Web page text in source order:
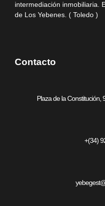
intermediación inmobiliaria.
de Los Yebenes. ( Toledo )
Contacto
Plaza de la Constitución,
+(34)